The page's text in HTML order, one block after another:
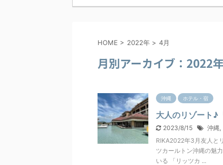
HOME > 2022年 > 4月
月別アーカイブ：2022
沖縄 ホテル・宿
大人のリゾート♪
2023/8/15 沖縄
RIKA2022年3月友人と
ツカールトン沖縄の魅
いる 「リッツカ ...